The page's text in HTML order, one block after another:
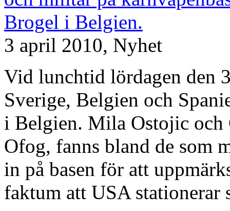
3 april 2010, Nyhet
Vid lunchtid lördagen den
Sverige, Belgien och
i Belgien. Mila Ostojic och
Ofog, fanns bland de som
in på basen för att
faktum att USA stationerar